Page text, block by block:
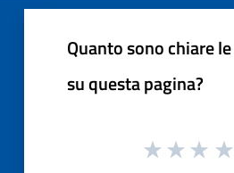
Quanto sono chiare
su questa pagina?